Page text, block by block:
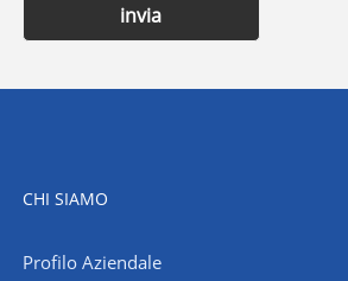
invia
CHI SIAMO
Profilo Aziendale